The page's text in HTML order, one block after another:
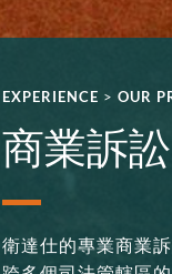
EXPERIENCE > OUR
商業訴訟
衛達仕的專業商業